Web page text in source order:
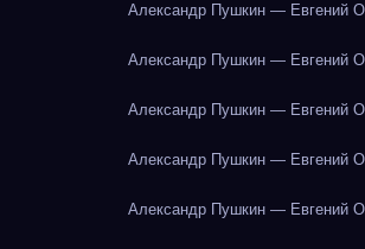
Александр Пушкин — Евгений
Александр Пушкин — Евгений
Александр Пушкин — Евгений
Александр Пушкин — Евгений
Александр Пушкин — Евгений